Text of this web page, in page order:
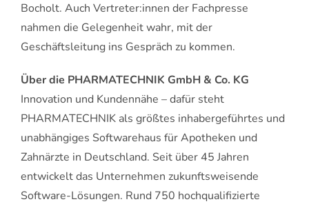
Bocholt. Auch Vertreter:innen der Fachpresse
nahmen die Gelegenheit wahr, mit der
Geschäftsleitung ins Gespräch zu kommen.
Über die PHARMATECHNIK GmbH & Co. KG
Innovation und Kundennähe – dafür steht
PHARMATECHNIK als größtes inhabergeführtes und
unabhängiges Softwarehaus für Apotheken und
Zahnärzte in Deutschland. Seit über 45 Jahren
entwickelt das Unternehmen zukunftsweisende
Software-Lösungen. Rund 750 hochqualifizierte